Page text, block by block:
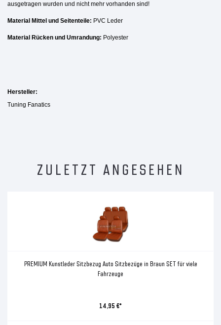
ausgetragen wurden und nicht mehr vorhanden sind!
Material Mittel und Seitenteile: PVC Leder
Material Rücken und Umrandung: Polyester
Hersteller:
Tuning Fanatics
ZULETZT ANGESEHEN
PREMIUM Kunstleder Sitzbezug Auto Sitzbezüge in Braun SET für viele
Fahrzeuge
14,95 €*